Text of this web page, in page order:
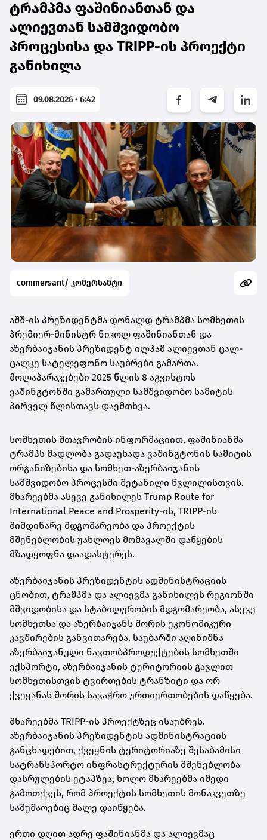
ტრამპმა ფაშინიანთან და
ალიევთან სამშვიდობო
პროცესისა და TRIPP-ის პროექტი
განიხილა
09.08.2026 • 6:42
commersant/ კომერსანტი
აშშ-ის პრეზიდენტმა დონალდ ტრამპმა სომხეთის
პრემიერ-მინისტრ ნიკოლ ფაშინიანთან და
აზერბაიჯანის პრეზიდენტ ილჰამ ალიევთან ცალ-
ცალკე სატელეფონო საუბრები გამართა.
მოლაპარაკებები 2025 წლის 8 აგვისტოს
ვაშინგტონში გამართული სამშვიდობო სამიტის
პირველ წლისთავს დაემთხვა.
სომხეთის მთავრობის ინფორმაციით, ფაშინიანმა
ტრამპს მადლობა გადაუხადა ვაშინგტონის სამიტის
ორგანიზებისა და სომხეთ-აზერბაიჯანის
სამშვიდობო პროცესში შეტანილი წვლილისთვის.
მხარეებმა ასევე განიხილეს Trump Route for
International Peace and Prosperity-ის, TRIPP-ის
მიმდინარე მდგომარეობა და პროექტის
მშენებლობის უახლოეს მომავალში დაწყების
მზადყოფნა დაადასტურეს.
აზერბაიჯანის პრეზიდენტის ადმინისტრაციის
ცნობით, ტრამპმა და ალიევმა განიხილეს რეგიონში
მშვიდობისა და სტაბილურობის მდგომარეობა, ასევე
სომხეთსა და აზერბაიჯანს შორის ეკონომიკური
კავშირების განვითარება. საუბარში აღინიშნა
აზერბაიჯანული ნავთობპროდუქტების სომხეთში
ექსპორტი, აზერბაიჯანის ტერიტორიის გავლით
სომხეთისთვის ტვირთების ტრანზიტი და ორ
ქვეყანას შორის სავაჭრო ურთიერთობების დაწყება.
მხარეებმა TRIPP-ის პროექტზეც ისაუბრეს.
აზერბაიჯანის პრეზიდენტის ადმინისტრაციის
განცხადებით, ქვეყნის ტერიტორიაზე შესაბამისი
სატრანსპორტო ინფრასტრუქტურის მშენებლობა
დასრულების ეტაპზეა, ხოლო მხარეებმა იმედი
გამოთქვეს, რომ პროექტის სომხეთის მონაკვეთზე
სამუშაოებიც მალე დაიწყება.
ერთი დღით ადრე ფაშინიანმა და ალიევმაც